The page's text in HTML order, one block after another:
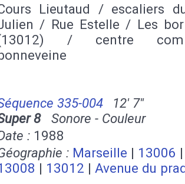
Lieutaud / escaliers
/ Rue Estelle / Les
/ centre
335-004
12' 7''
8Sonore - Couleur
: 1988
: Marseille | 13006 |
| 13012 | Avenue du